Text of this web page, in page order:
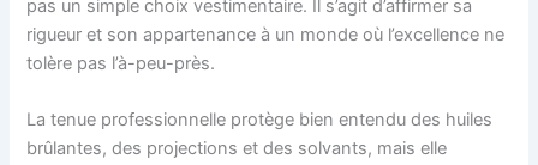
pas un simple choix vestimentaire. Il s’agit d’affirmer sa
rigueur et son appartenance à un monde où l’excellence ne
tolère pas l’à-peu-près.
La tenue professionnelle protège bien entendu des huiles
brûlantes, des projections et des solvants, mais elle